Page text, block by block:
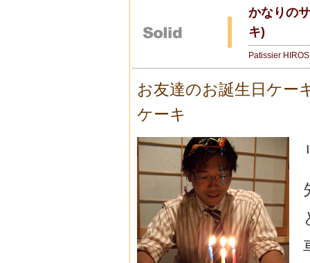
かなりの
キ)
Patissier
お友達のお誕生日ケー
ケーキ